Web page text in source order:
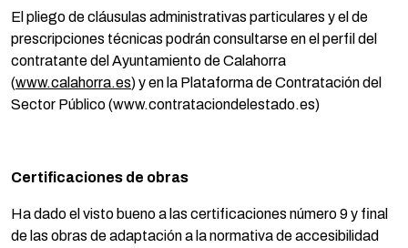
El pliego de cláusulas administrativas particulares y el de
prescripciones técnicas podrán consultarse en el perfil del
contratante del Ayuntamiento de Calahorra
(www.calahorra.es) y en la Plataforma de Contratación del
Sector Público (www.contrataciondelestado.es)
Certificaciones de obras
Ha dado el visto bueno a las certificaciones número 9 y final
de las obras de adaptación a la normativa de accesibilidad